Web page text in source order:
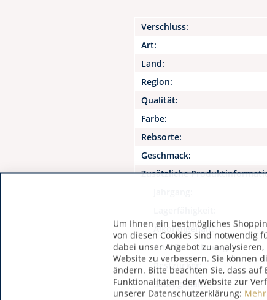
Verschluss:
Art:
Land:
Region:
Qualität:
Farbe:
Rebsorte:
Geschmack:
Zusätzliche
Alkoholgehalt:
Art / Bezeichnung:
Restzucker:
Säuregehalt:
Um Ihnen ein bestmögliches
von diesen Cookies sind notwendig
dabei unser Angebot zu
Website zu verbessern. Sie können
ändern. Bitte beachten Sie, dass
Funktionalitäten der Website zur
unserer Datenschutzerklärung: